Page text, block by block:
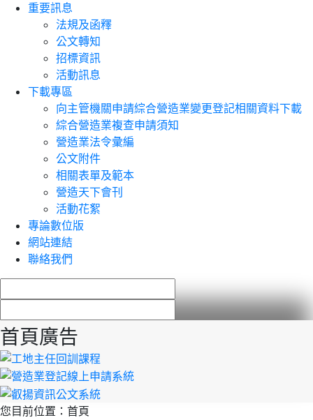
重要訊息
法規及函釋
公文轉知
招標資訊
活動訊息
下載專區
向主管機關申請綜合營造業變更登記相關資料下載
綜合營造業複查申請須知
營造業法令彙編
公文附件
相關表單及範本
營造天下會刊
活動花絮
專論數位版
網站連結
聯絡我們
首頁廣告
您目前位置： 首頁